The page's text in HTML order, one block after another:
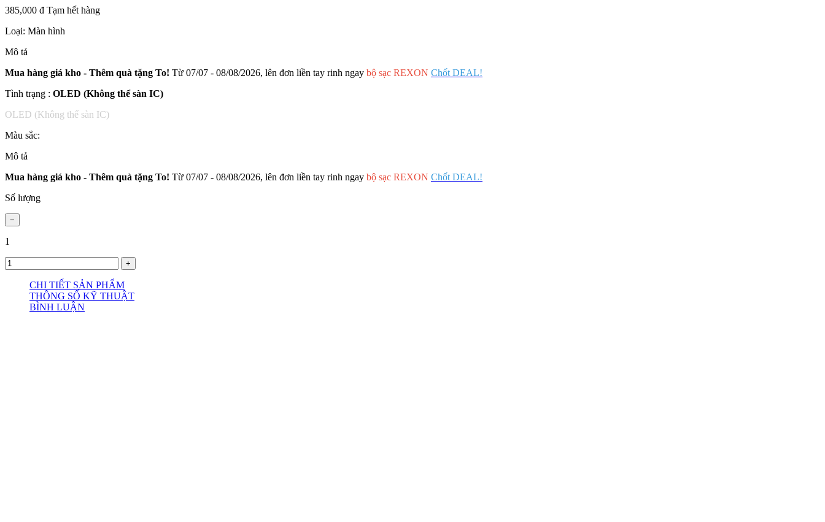
385,000 đ Tạm hết hàng
Loại: Màn hình
Mô tả
Mua hàng giá kho - Thêm quà tặng To! Từ 07/07 - 08/08/2026, lên đơn liền tay rinh ngay bộ sạc REXON Chốt DEAL!
Tình trạng : OLED (Không thể sàn IC)
OLED (Không thể sàn IC)
Màu sắc:
Mô tả
Mua hàng giá kho - Thêm quà tặng To! Từ 07/07 - 08/08/2026, lên đơn liền tay rinh ngay bộ sạc REXON Chốt DEAL!
Số lượng
1
CHI TIẾT SẢN PHẨM
THÔNG SỐ KỸ THUẬT
BÌNH LUẬN